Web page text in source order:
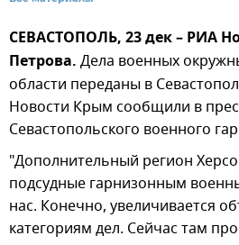
СЕВАСТОПОЛЬ, 23 дек – РИА
Петрова. Дела военных
области переданы в
Новости Крым сообщили в
Севастопольского военного
"Дополнительный регион
подсудные гарнизонным
нас. Конечно, увеличивается
категориям дел. Сейчас там